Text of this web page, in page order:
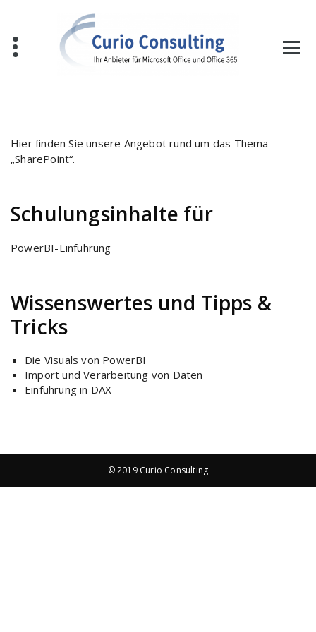
springen
Hier finden Sie unsere Angebot rund um das Thema
„SharePoint“.
Schulungsinhalte für
PowerBI-Einführung
Wissenswertes und Tipps &
Tricks
Die Visuals von PowerBI
Import und Verarbeitung von Daten
Einführung in DAX
© 2019 Curio Consulting